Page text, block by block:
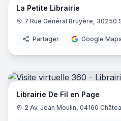
La Petite Librairie
7 Rue Général Bruyère, 30250
Partager Google Maps
Librairie De Fil en Page
2 Av. Jean Moulin, 04160